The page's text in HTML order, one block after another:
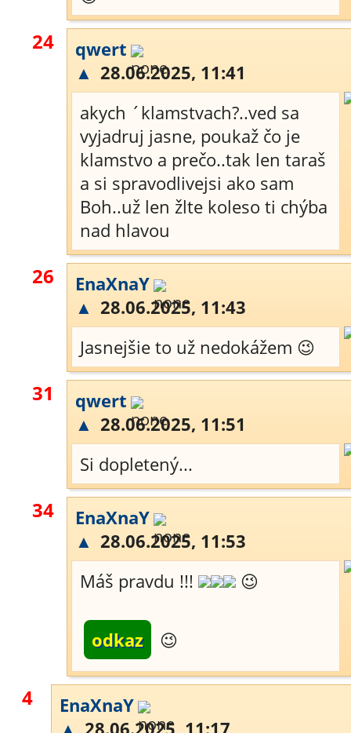
24
qwert
▲ 28.06.2025, 11:41
akych ´klamstvach?..ved sa
vyjadruj jasne, poukaž čo je
klamstvo a prečo..tak len taraš
a si spravodlivejsi ako sam
Boh..už len žlte koleso ti chýba
nad hlavou
26
EnaXnaY
▲ 28.06.2025, 11:43
Jasnejšie to už nedokážem 😉
31
qwert
▲ 28.06.2025, 11:51
Si dopletený...
34
EnaXnaY
▲ 28.06.2025, 11:53
Máš pravdu !!!
😉
odkaz 😉
4
EnaXnaY
▲ 28.06.2025, 11:17